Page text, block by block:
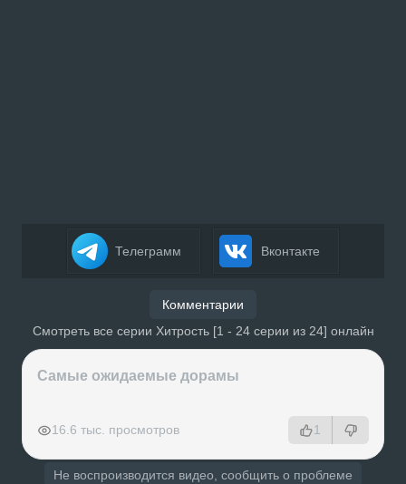
Телеграмм Вконтакте
Комментарии
Смотреть все серии Хитрость [1 - 24 серии из 24] онлайн
Самые ожидаемые дорамы
16.6 тыс. просмотров 1
Не воспроизводится видео, сообщить о проблеме